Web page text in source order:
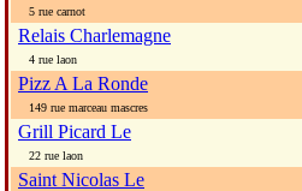
5 rue carnot
Relais Charlemagne
4 rue laon
Pizz A La Ronde
149 rue marceau mascres
Grill Picard Le
22 rue laon
Saint Nicolas Le